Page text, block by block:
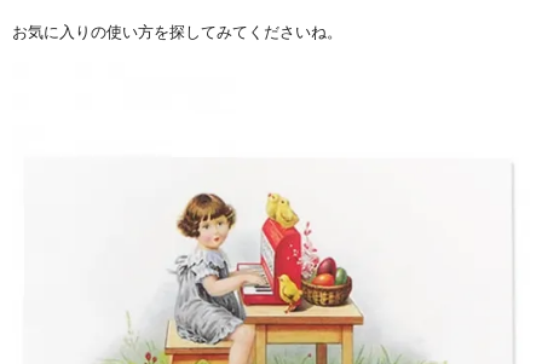
お気に入りの使い方を探してみてくださいね。